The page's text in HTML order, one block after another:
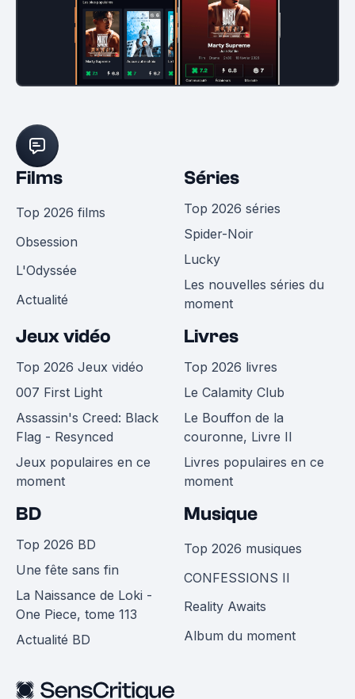
Films
Top 2026 films
Obsession
L'Odyssée
Actualité
Séries
Top 2026 séries
Spider-Noir
Lucky
Les nouvelles séries du
moment
Jeux vidéo
Top 2026 Jeux vidéo
007 First Light
Assassin's Creed: Black
Flag - Resynced
Jeux populaires en ce
moment
Livres
Top 2026 livres
Le Calamity Club
Le Bouffon de la
couronne, Livre II
Livres populaires en ce
moment
BD
Top 2026 BD
Une fête sans fin
La Naissance de Loki -
One Piece, tome 113
Actualité BD
Musique
Top 2026 musiques
CONFESSIONS II
Reality Awaits
Album du moment